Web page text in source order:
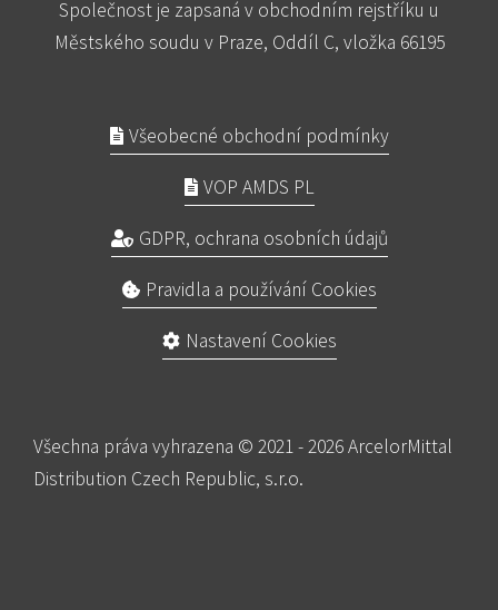
Společnost je zapsaná v obchodním rejstříku u
Městského soudu v Praze, Oddíl C, vložka 66195
Všeobecné obchodní podmínky
VOP AMDS PL
GDPR, ochrana osobních údajů
Pravidla a používání Cookies
Nastavení Cookies
Všechna práva vyhrazena © 2021 - 2026 ArcelorMittal
Distribution Czech Republic, s.r.o.